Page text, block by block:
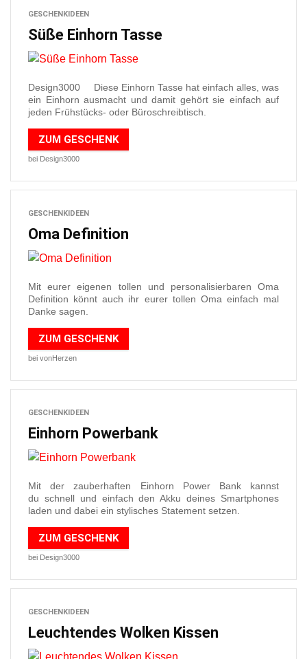
GESCHENKIDEEN
Süße Einhorn Tasse
Design3000 Diese Einhorn Tasse hat einfach alles, was
ein Einhorn ausmacht und damit gehört sie einfach auf
jeden Frühstücks- oder Büroschreibtisch.
ZUM GESCHENK
bei Design3000
GESCHENKIDEEN
Oma Definition
Mit eurer eigenen tollen und personalisierbaren Oma
Definition könnt auch ihr eurer tollen Oma einfach mal
Danke sagen.
ZUM GESCHENK
bei vonHerzen
GESCHENKIDEEN
Einhorn Powerbank
Mit der zauberhaften Einhorn Power Bank kannst
du schnell und einfach den Akku deines Smartphones
laden und dabei ein stylisches Statement setzen.
ZUM GESCHENK
bei Design3000
GESCHENKIDEEN
Leuchtendes Wolken Kissen